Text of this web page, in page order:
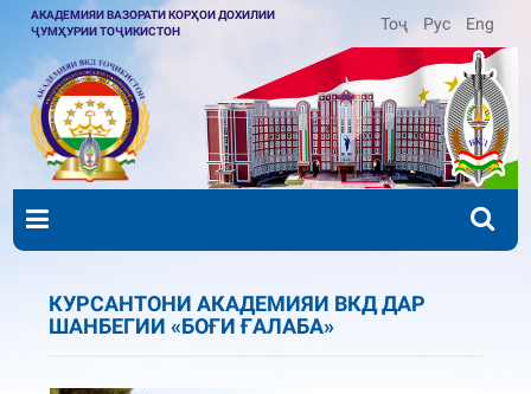
АКАДЕМИЯИ ВАЗОРАТИ КОРҲОИ ДОХИЛИИ
ҶУМҲУРИИ ТОҶИКИСТОН
Тоҷ Рус Eng
КУРСАНТОНИ АКАДЕМИЯИ ВКД ДАР
ШАНБЕГИИ «БОҒИ ҒАЛАБА»